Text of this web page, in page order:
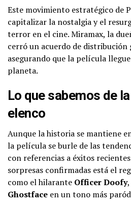
Este movimiento estratégico de
capitalizar la nostalgia y el
terror en el cine. Miramax, la
cerró un acuerdo de
asegurando que la película
planeta.
Lo que sabemos de
elenco
Aunque la historia se mantiene
la película se burle de las
con referencias a éxitos
sorpresas confirmadas está el
como el hilarante Officer Doofy
Ghostface en un tono más